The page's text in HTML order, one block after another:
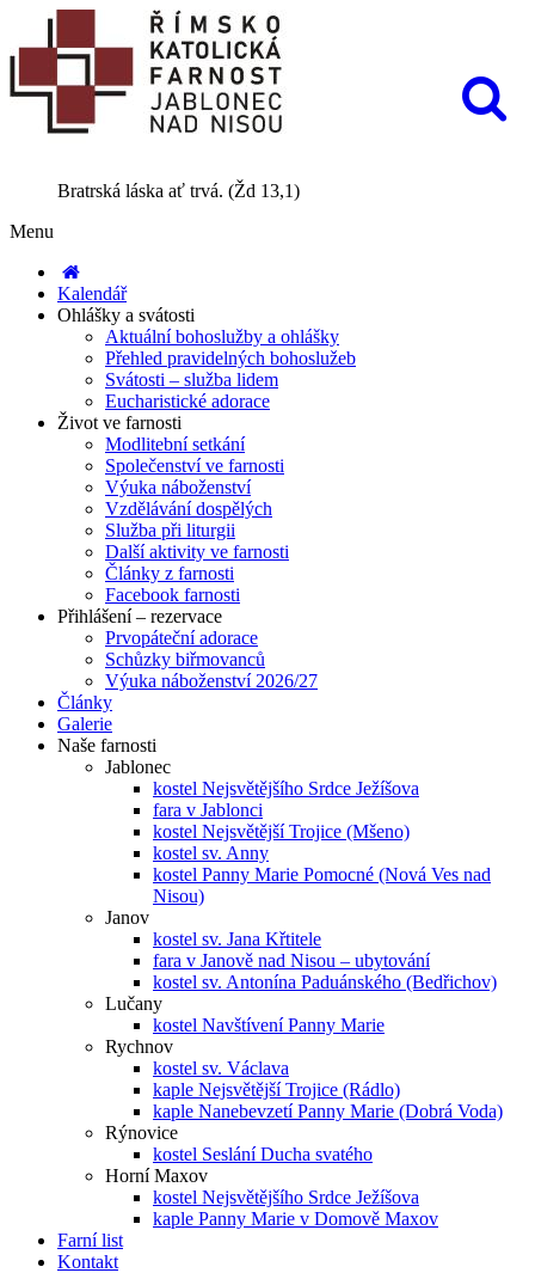
Bratrská láska ať trvá. (Žd 13,1)
Menu
Kalendář
Ohlášky a svátosti
Aktuální bohoslužby a ohlášky
Přehled pravidelných bohoslužeb
Svátosti – služba lidem
Eucharistické adorace
Život ve farnosti
Modlitební setkání
Společenství ve farnosti
Výuka náboženství
Vzdělávání dospělých
Služba při liturgii
Další aktivity ve farnosti
Články z farnosti
Facebook farnosti
Přihlášení – rezervace
Prvopáteční adorace
Schůzky biřmovanců
Výuka náboženství 2026/27
Články
Galerie
Naše farnosti
Jablonec
kostel Nejsvětějšího Srdce Ježíšova
fara v Jablonci
kostel Nejsvětější Trojice (Mšeno)
kostel sv. Anny
kostel Panny Marie Pomocné (Nová Ves nad
Nisou)
Janov
kostel sv. Jana Křtitele
fara v Janově nad Nisou – ubytování
kostel sv. Antonína Paduánského (Bedřichov)
Lučany
kostel Navštívení Panny Marie
Rychnov
kostel sv. Václava
kaple Nejsvětější Trojice (Rádlo)
kaple Nanebevzetí Panny Marie (Dobrá Voda)
Rýnovice
kostel Seslání Ducha svatého
Horní Maxov
kostel Nejsvětějšího Srdce Ježíšova
kaple Panny Marie v Domově Maxov
Farní list
Kontakt